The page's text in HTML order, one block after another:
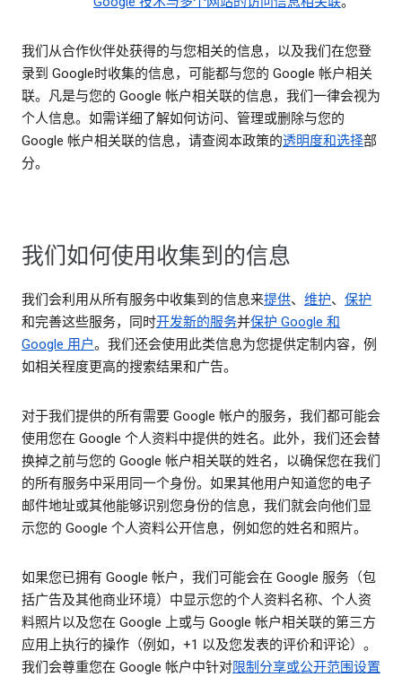
我们从合作伙伴处获得的与您相关的信息，以及我们在您登
录到 Google时收集的信息，可能都与您的 Google 帐户相关
联。凡是与您的 Google 帐户相关联的信息，我们一律会视为
个人信息。如需详细了解如何访问、管理或删除与您的
Google 帐户相关联的信息，请查阅本政策的透明度和选择部
分。
我们如何使用收集到的信息
我们会利用从所有服务中收集到的信息来提供、 维护、 保护
和完善这些服务，同时开发新的服务并保护 Google 和
Google 用户。我们还会使用此类信息为您提供定制内容，例
如相关程度更高的搜索结果和广告。
对于我们提供的所有需要 Google 帐户的服务，我们都可能会
使用您在 Google 个人资料中提供的姓名。此外，我们还会替
换掉之前与您的 Google 帐户相关联的姓名，以确保您在我们
的所有服务中采用同一个身份。如果其他用户知道您的电子
邮件地址或其他能够识别您身份的信息，我们就会向他们显
示您的 Google 个人资料公开信息，例如您的姓名和照片。
如果您已拥有 Google 帐户，我们可能会在 Google 服务（包
括广告及其他商业环境）中显示您的个人资料名称、个人资
料照片以及您在 Google 上或与 Google 帐户相关联的第三方
应用上执行的操作（例如，+1 以及您发表的评价和评论）。
我们会尊重您在 Google 帐户中针对限制分享或公开范围设置